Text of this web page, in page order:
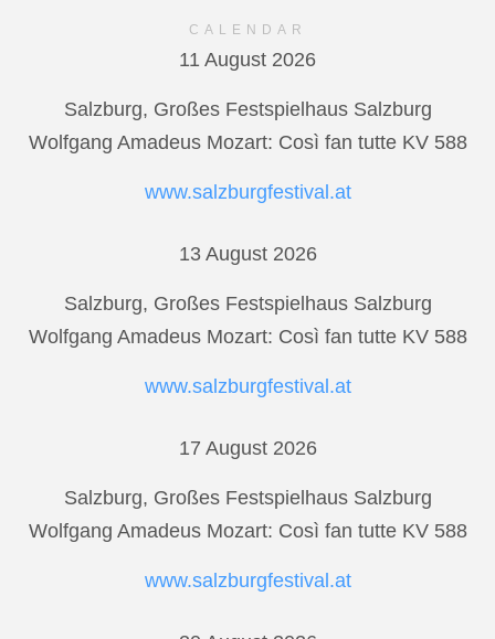
CALENDAR
11 August 2026
Salzburg, Großes Festspielhaus Salzburg
Wolfgang Amadeus Mozart: Così fan tutte KV 588
www.salzburgfestival.at
13 August 2026
Salzburg, Großes Festspielhaus Salzburg
Wolfgang Amadeus Mozart: Così fan tutte KV 588
www.salzburgfestival.at
17 August 2026
Salzburg, Großes Festspielhaus Salzburg
Wolfgang Amadeus Mozart: Così fan tutte KV 588
www.salzburgfestival.at